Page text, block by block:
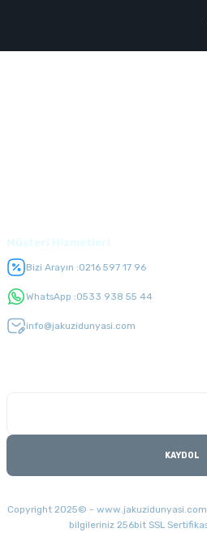
Bizi Arayın :0216 597 17 96
WhatsApp :0533 938 55 44
info@jakuzidunyasi.com
KAYDOL
Copyright 2025© - www.jakuzidunyasi.com -
bilgileriniz 256bit SSL